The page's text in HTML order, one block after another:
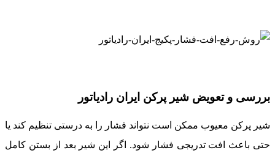
بررسی و تعویض شیر پرکن ایران رادیاتور
شیر پرکن معیوب ممکن است نتواند فشار را به درستی تنظیم کند یا
حتی باعث افت تدریجی فشار شود. اگر این شیر بعد از بستن کامل